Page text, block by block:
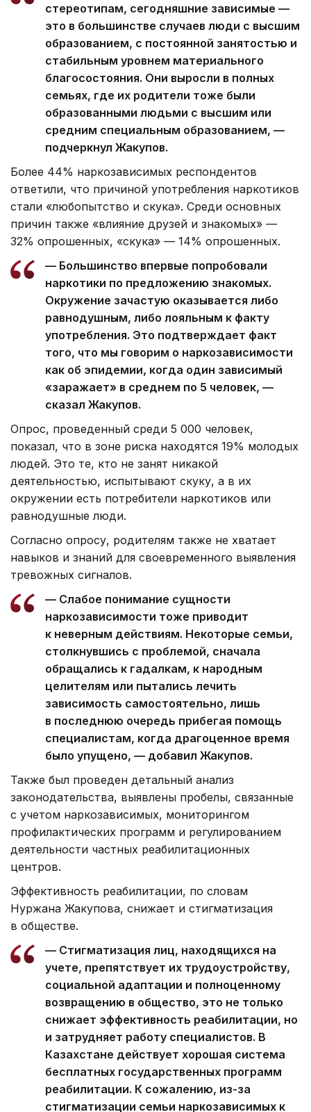
стереотипам, сегодняшние зависимые —
это в большинстве случаев люди с высшим
образованием, с постоянной занятостью и
стабильным уровнем материального
благосостояния. Они выросли в полных
семьях, где их родители тоже были
образованными людьми с высшим или
средним специальным образованием, —
подчеркнул Жакупов.
Более 44% наркозависимых респондентов
ответили, что причиной употребления наркотиков
стали «любопытство и скука». Среди основных
причин также «влияние друзей и знакомых» —
32% опрошенных, «скука» — 14% опрошенных.
— Большинство впервые попробовали
наркотики по предложению знакомых.
Окружение зачастую оказывается либо
равнодушным, либо лояльным к факту
употребления. Это подтверждает факт
того, что мы говорим о наркозависимости
как об эпидемии, когда один зависимый
«заражает» в среднем по 5 человек, —
сказал Жакупов.
Опрос, проведенный среди 5 000 человек,
показал, что в зоне риска находятся 19% молодых
людей. Это те, кто не занят никакой
деятельностью, испытывают скуку, а в их
окружении есть потребители наркотиков или
равнодушные люди.
Согласно опросу, родителям также не хватает
навыков и знаний для своевременного выявления
тревожных сигналов.
— Слабое понимание сущности
наркозависимости тоже приводит
к неверным действиям. Некоторые семьи,
столкнувшись с проблемой, сначала
обращались к гадалкам, к народным
целителям или пытались лечить
зависимость самостоятельно, лишь
в последнюю очередь прибегая помощь
специалистам, когда драгоценное время
было упущено, — добавил Жакупов.
Также был проведен детальный анализ
законодательства, выявлены пробелы, связанные
с учетом наркозависимых, мониторингом
профилактических программ и регулированием
деятельности частных реабилитационных
центров.
Эффективность реабилитации, по словам
Нуржана Жакупова, снижает и стигматизация
в обществе.
— Стигматизация лиц, находящихся на
учете, препятствует их трудоустройству,
социальной адаптации и полноценному
возвращению в общество, это не только
снижает эффективность реабилитации, но
и затрудняет работу специалистов. В
Казахстане действует хорошая система
бесплатных государственных программ
реабилитации. К сожалению, из-за
стигматизации семьи наркозависимых к